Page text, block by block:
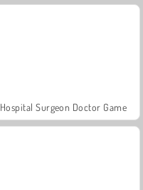
Hospital Surgeon Doctor Game